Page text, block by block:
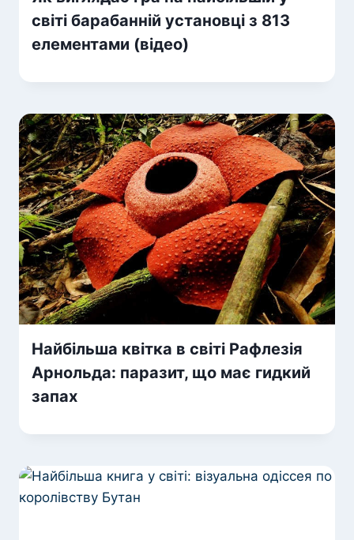
світі барабанній установці з 813
елементами (відео)
Найбільша квітка в світі Рафлезія
Арнольда: паразит, що має гидкий
запах